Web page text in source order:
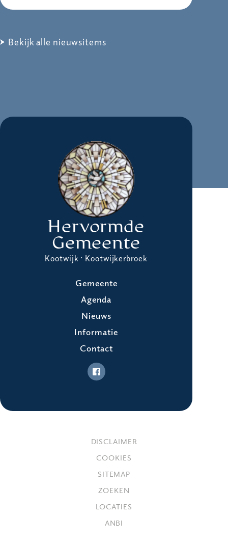
Bekijk alle nieuwsitems
Hervormde
Gemeente
Kootwijk · Kootwijkerbroek
Gemeente
Agenda
Nieuws
Informatie
Contact
DISCLAIMER
COOKIES
SITEMAP
ZOEKEN
LOCATIES
ANBI